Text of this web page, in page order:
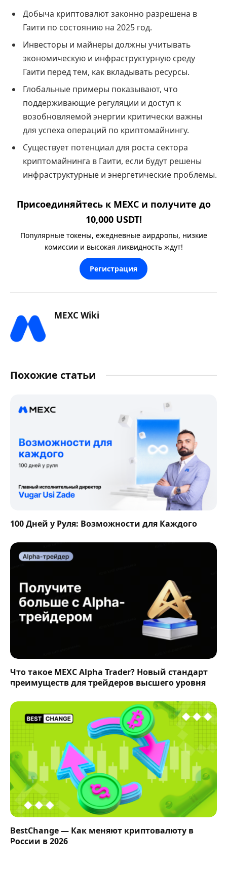
Добыча криптовалют законно разрешена в
Гаити по состоянию на 2025 год.
Инвесторы и майнеры должны учитывать
экономическую и инфраструктурную среду
Гаити перед тем, как вкладывать ресурсы.
Глобальные примеры показывают, что
поддерживающие регуляции и доступ к
возобновляемой энергии критически важны
для успеха операций по криптомайнингу.
Существует потенциал для роста сектора
криптомайнинга в Гаити, если будут решены
инфраструктурные и энергетические проблемы.
Присоединяйтесь к MEXC и получите до
10,000 USDT!
Популярные токены, ежедневные аирдропы, низкие
комиссии и высокая ликвидность ждут!
Регистрация
MEXC Wiki
Похожие статьи
100 Дней у Руля: Возможности для Каждого
Что такое MEXC Alpha Trader? Новый стандарт
преимуществ для трейдеров высшего уровня
BestChange — Как меняют криптовалюту в
России в 2026